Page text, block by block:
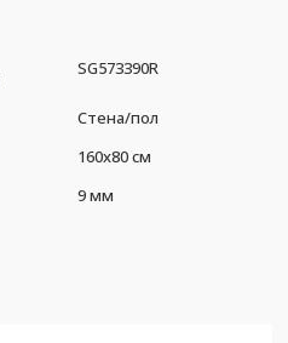
SG573390R
Стена/пол
160x80 см
9 мм